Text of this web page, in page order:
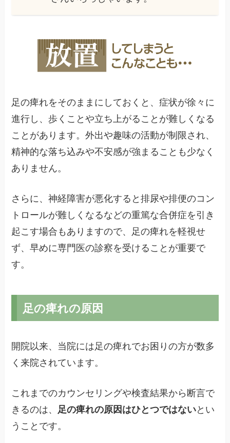
足の痺れをそのままにしておくと、症状が徐々に
進行し、歩くことや立ち上がることが難しくなる
ことがあります。外出や趣味の活動が制限され、
精神的な落ち込みや不安感が強まることも少なく
ありません。
さらに、神経障害が悪化すると排尿や排便のコン
トロールが難しくなるなどの重篤な合併症を引き
起こす場合もありますので、足の痺れを軽視せ
ず、早めに専門医の診察を受けることが重要で
す。
足の痺れの原因
開院以来、当院には足の痺れでお困りの方が数多
く来院されています。
これまでのカウンセリングや検査結果から断言で
きるのは、 足の痺れの原因はひとつではないとい
うことです。